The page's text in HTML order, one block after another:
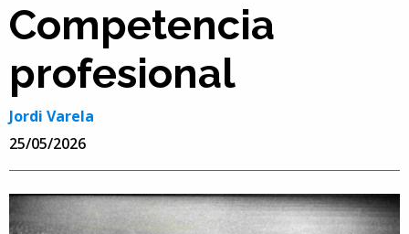
Competencia
profesional
Jordi Varela
25/05/2026